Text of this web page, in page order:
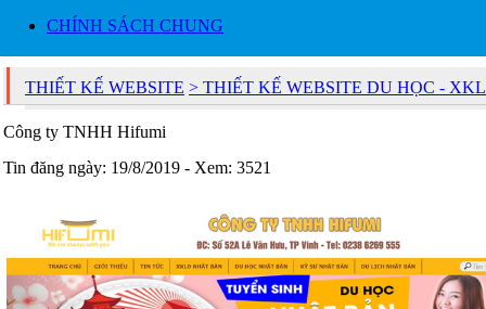
CHÍNH SÁCH CHUNG
THIẾT KẾ WEBSITE > THIẾT KẾ WEBSITE DU HỌC -
Công ty TNHH Hifumi
Tin đăng ngày: 19/8/2019 - Xem: 3521